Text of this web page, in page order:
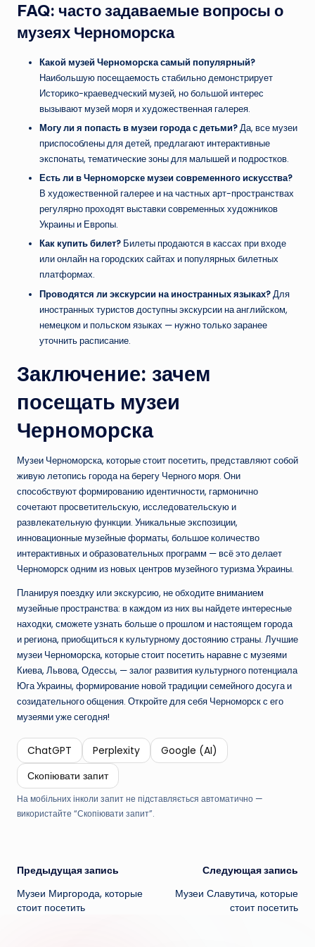
FAQ: часто задаваемые вопросы о
музеях Черноморска
Какой музей Черноморска самый популярный?
Наибольшую посещаемость стабильно демонстрирует
Историко-краеведческий музей, но большой интерес
вызывают музей моря и художественная галерея.
Могу ли я попасть в музеи города с детьми?Да, все музеи
приспособлены для детей, предлагают интерактивные
экспонаты, тематические зоны для малышей и подростков.
Есть ли в Черноморске музеи современного искусства?
В художественной галерее и на частных арт-пространствах
регулярно проходят выставки современных художников
Украины и Европы.
Как купить билет? Билеты продаются в кассах при входе
или онлайн на городских сайтах и популярных билетных
платформах.
Проводятся ли экскурсии на иностранных языках?Для
иностранных туристов доступны экскурсии на английском,
немецком и польском языках — нужно только заранее
уточнить расписание.
Заключение: зачем
посещать музеи
Черноморска
Музеи Черноморска, которые стоит посетить, представляют собой
живую летопись города на берегу Черного моря. Они
способствуют формированию идентичности, гармонично
сочетают просветительскую, исследовательскую и
развлекательную функции. Уникальные экспозиции,
инновационные музейные форматы, большое количество
интерактивных и образовательных программ — всё это делает
Черноморск одним из новых центров музейного туризма Украины.
Планируя поездку или экскурсию, не обходите вниманием
музейные пространства: в каждом из них вы найдете интересные
находки, сможете узнать больше о прошлом и настоящем города
и региона, приобщиться к культурному достоянию страны. Лучшие
музеи Черноморска, которые стоит посетить наравне с музеями
Киева, Львова, Одессы, — залог развития культурного потенциала
Юга Украины, формирование новой традиции семейного досуга и
созидательного общения. Откройте для себя Черноморск с его
музеями уже сегодня!
ChatGPT Perplexity
Google (AI)
Скопіювати запит
На мобільних інколи запит не підставляється автоматично —
використайте “Скопіювати запит”.
Навигация
записи
Предыдущая запись
Музеи Миргорода, которые
стоит посетить
Следующая запись
Музеи Славутича, которые
стоит посетить